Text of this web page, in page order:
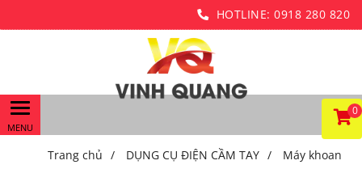
HOTLINE: 0918 280 820
0
Trang chủ / DỤNG CỤ ĐIỆN CẦM TAY / Máy khoan